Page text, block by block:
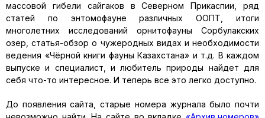
массовой гибели сайгаков в Северном Прикаспии, ряд
статей по энтомофауне различных ООПТ, итоги
многолетних исследований орнитофауны Сорбулакских
озер, статья-обзор о чужеродных видах и необходимости
ведения «Чёрной книги фауны Казахстана» и т.д. В каждом
выпуске и специалист, и любитель природы найдет для
себя что-то интересное. И теперь все это легко доступно.
До появления сайта, старые номера журнала было почти